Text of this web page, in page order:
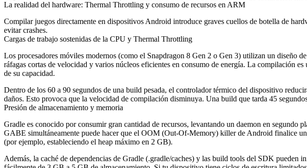
La realidad del hardware: Thermal Throttling y consumo de recursos en ARM
Compilar juegos directamente en dispositivos Android introduce graves cuellos de botella de
evitar crashes.
Cargas de trabajo sostenidas de la CPU y Thermal Throttling
Los procesadores móviles modernos (como el Snapdragon 8 Gen 2 o Gen 3) utilizan un
ráfagas cortas de velocidad y varios núcleos eficientes en consumo de energía. La compilación
de su capacidad.
Dentro de los 60 a 90 segundos de una build pesada, el controlador térmico del dispositivo
daños. Esto provoca que la velocidad de compilación disminuya. Una build que tarda 45
Presión de almacenamiento y memoria
Gradle es conocido por consumir gran cantidad de recursos, levantando un daemon en
GABE simultáneamente puede hacer que el OOM (Out-Of-Memory) killer de Android finalice
(por ejemplo, estableciendo el heap máximo en 2 GB).
Además, la caché de dependencias de Gradle (.gradle/caches) y las build tools del SDK pueden